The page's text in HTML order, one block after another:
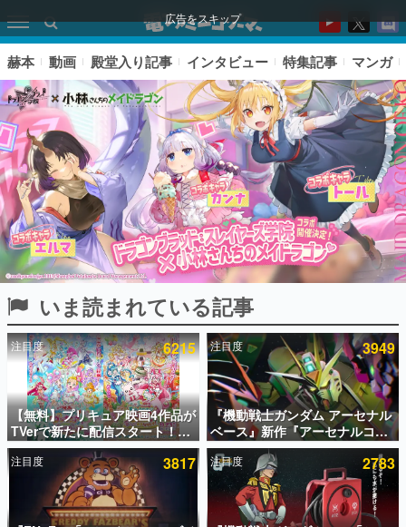
広告をスキップ
ピックアップ
電ファミのいま読まれている記事ランキング
アプリセール情報
インタビュー
連載・特集一覧
殿堂入り記事
SNS拡散数が数千以上！ ページビュー数万以上！ などな
赫本 動画 殿堂入り記事 インタビュー 特集記事 マンガ
いま読まれている記事
注目度 6215
【無料】プリキュア映画4作品が
TVerで新たに配信スタート！な
んと2018年～2024年の映画ほぼ
すべてが見放題に、ぶっちゃけ
ありえないラインナップ
注目度 3949
『機動戦士ガンダム アーセナル
ベース』新作『アーセナルコマ
ンダー』発表！8月28日からオ
ープンベータテスト開催、2027
年2月下旬に稼働予定
注目度 3817 注目度 2783